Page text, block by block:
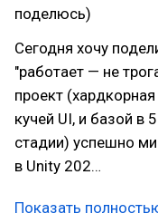
поделюсь)
Сегодня хочу
"работает — не
проект
кучей UI, и базой в
стадии) успешно
в Unity 202…
Показать